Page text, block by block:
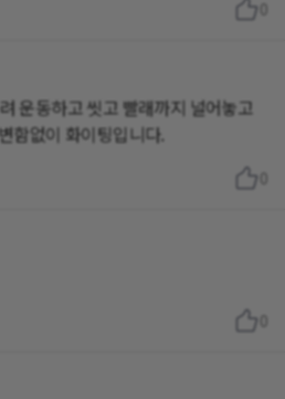
운동하고 씻고 빨래까지 널어놓고
함없이 화이팅입니다.